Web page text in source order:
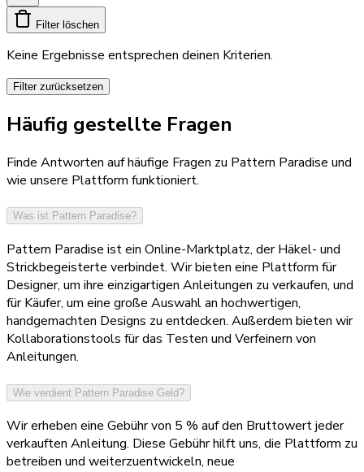
Filter löschen
Keine Ergebnisse entsprechen deinen Kriterien.
Filter zurücksetzen
Häufig gestellte Fragen
Finde Antworten auf häufige Fragen zu Pattern Paradise und
wie unsere Plattform funktioniert.
Was ist Pattern Paradise?
Pattern Paradise ist ein Online-Marktplatz, der Häkel- und
Strickbegeisterte verbindet. Wir bieten eine Plattform für
Designer, um ihre einzigartigen Anleitungen zu verkaufen, und
für Käufer, um eine große Auswahl an hochwertigen,
handgemachten Designs zu entdecken. Außerdem bieten wir
Kollaborationstools für das Testen und Verfeinern von
Anleitungen.
Wie verdient Pattern Paradise Geld?
Wir erheben eine Gebühr von 5 % auf den Bruttowert jeder
verkauften Anleitung. Diese Gebühr hilft uns, die Plattform zu
betreiben und weiterzuentwickeln, neue